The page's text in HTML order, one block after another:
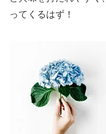
ってくるはず！